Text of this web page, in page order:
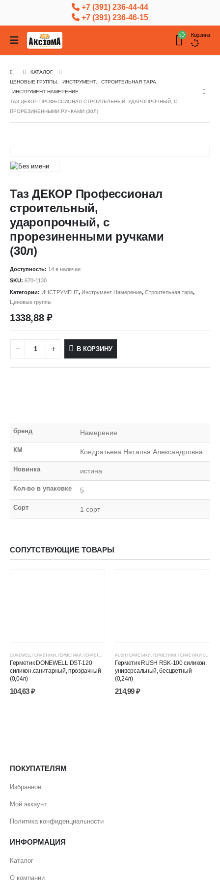
+7 (391) 236-44-44
+7 (391) 236-46-15
Корзина
КАТАЛОГ
ЦЕНОВЫЕ ГРУППЫ
ИНСТРУМЕНТ СТРОИТЕЛЬНАЯ ТАРА
ИНСТРУМЕНТ НАМЕРЕНИЕ
ТАЗ ДЕКОР ПРОФЕССИОНАЛ СТРОИТЕЛЬНЫЙ, УДАРОПРОЧНЫЙ, С
ПРОРЕЗИНЕННЫМИ РУЧКАМИ (30Л)
Таз ДЕКОР Профессионал
строительный,
ударопрочный, с
прорезиненными ручками
(30л)
Доступность: 14 в наличии
SKU: 670-1130
Категории: ИНСТРУМЕНТ, Инструмент Намерение, Строительная тара,
Ценовые группы
1338,88 ₽
В КОРЗИНУ
бренд Намерение
КМ Кондратьева Наталья Александровна
Новинка истина
Кол-во в упаковке 5
Сорт 1 сорт
СОПУТСТВУЮЩИЕ ТОВАРЫ
DONEWELL ГЕРМЕТИКИ, ГЕРМЕТИКИ, ГЕРМЕТИКИ СИЛИКОНОВЫЕ ,ГЕРМЕТИКИ, КЛЕИ, ПЕНЫ,ЦЕНОВЫЕ
Герметик DONEWELL DST-120
силикон.санитарный, прозрачный
(0,04л)
104,63₽
RUSH ГЕРМЕТИКИ, ГЕРМЕТИКИ, ГЕРМЕТИКИ СИЛИКОНОВЫЕ
Герметик RUSH RSK-100 силикон.
универсальный, бесцветный
(0,24л)
214,99₽
ПОКУПАТЕЛЯМ
Избранное
Мой аккаунт
Политика конфиденциальности
ИНФОРМАЦИЯ
Каталог
О компании